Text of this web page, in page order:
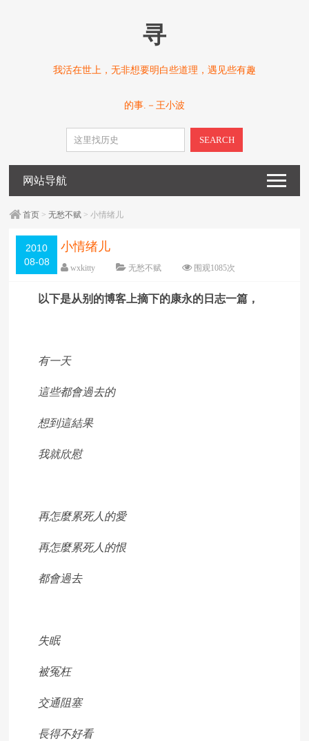
寻
我活在世上，无非想要明白些道理，遇见些有趣
的事.－王小波
SEARCH
网站导航
首页 >无愁不赋 > 小情绪儿
2010
08-08
小情绪儿
wxkitty 无愁不赋 围观1085次
字体：大 中 小
以下是从别的博客上摘下的康永的日志一篇，
有一天
這些都會過去的
想到這結果
我就欣慰
再怎麼累死人的愛
再怎麼累死人的恨
都會過去
失眠
被冤枉
交通阻塞
長得不好看